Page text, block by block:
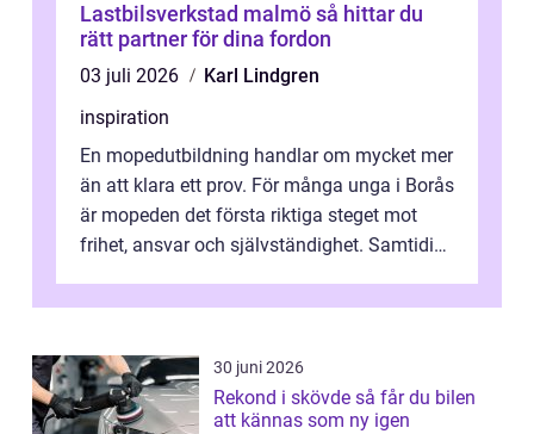
Lastbilsverkstad malmö så hittar du
rätt partner för dina fordon
03 juli 2026
Karl Lindgren
inspiration
En mopedutbildning handlar om mycket mer
än att klara ett prov. För många unga i Borås
är mopeden det första riktiga steget mot
frihet, ansvar och självständighet. Samtidigt
30 juni 2026
Rekond i skövde så får du bilen
att kännas som ny igen